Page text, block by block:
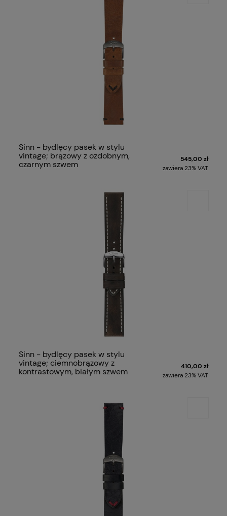
Sinn - bydlęcy pasek w stylu
vintage; brązowy z ozdobnym,
czarnym szwem
545,00 zł
zawiera 23% VAT
Sinn - bydlęcy pasek w stylu
vintage; ciemnobrązowy z
kontrastowym, białym szwem
410,00 zł
zawiera 23% VAT